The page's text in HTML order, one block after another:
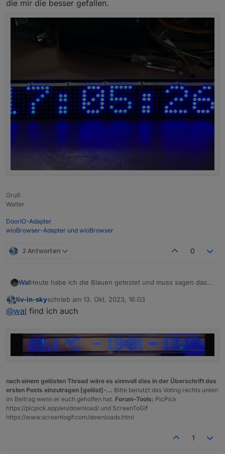
die mir die besser gefallen.
Gruß
Walter
DoorIO-Adapter
wioBrowser-Adapter und wioBrowser
2 Antworten 0
WalHeute habe ich die Blauen getestet und muss sagen das
Offline
liv-in-skyschrieb am 13. Okt. 2023, 16:03
zuletzt editiert von
@wal find ich auch
nach einem gelösten Thread wäre es sinnvoll dies in der Überschrift des
ersten Posts einzutragen [gelöst]-... Bitte benutzt das Voting rechts unten
im Beitrag wenn er euch geholfen hat. Forum-Tools: PicPick
https://picpick.app/en/download/ und ScreenToGif
https://www.screentogif.com/downloads.html
1